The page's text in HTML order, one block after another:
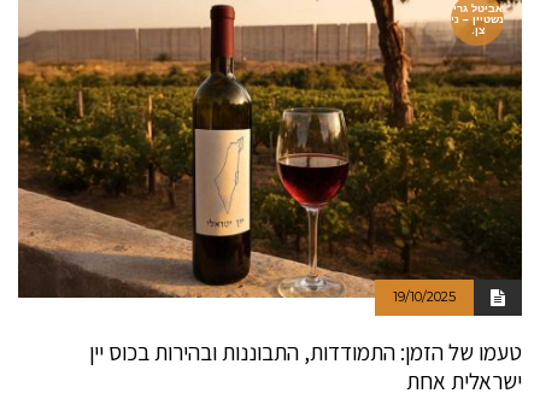
אביטל גרי
נשטיין – ני
צן.
19/10/2025
טעמו של הזמן: התמודדות, התבוננות ובהירות בכוס יין
ישראלית אחת